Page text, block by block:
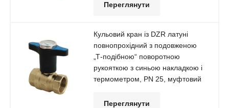
Переглянути
Кульовий кран із DZR латуні
повнопрохідний з подовженою
„Т-подібною“ поворотною
рукояткою з синьою накладкою і
термометром, РN 25, муфтовий
Переглянути